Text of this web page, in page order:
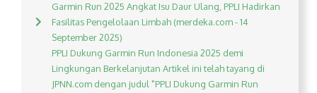
Garmin Run 2025 Angkat Isu Daur Ulang, PPLI Hadirkan
Fasilitas Pengelolaan Limbah (merdeka.com - 14
September 2025)
PPLI Dukung Garmin Run Indonesia 2025 demi
Lingkungan Berkelanjutan Artikel ini telah tayang di
JPNN.com dengan judul "PPLI Dukung Garmin Run